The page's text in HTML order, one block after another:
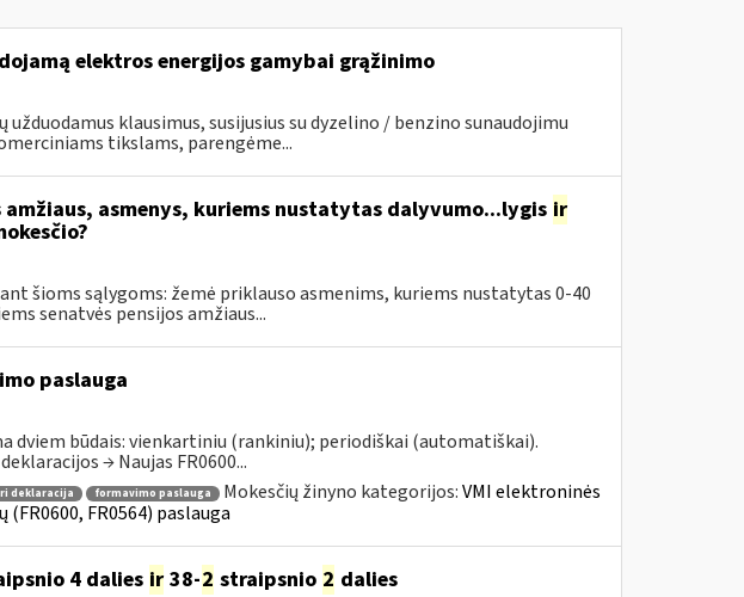
elektros energijos gamybai grąžinimo
klausimus, susijusius su dyzelino / benzino sunaudojimu
tikslams, parengėme...
asmenys, kuriems nustatytas dalyvumo...lygis ir
šioms sąlygoms: žemė priklauso asmenims, kuriems nustatytas 0-40
senatvės pensijos amžiaus...
paslauga
dviem būdais: vienkartiniu (rankiniu); periodiškai (automatiškai).
→ Naujas FR0600...
deklaracija formavimo paslauga Mokesčių žinyno kategorijos:VMI elektroninės
FR0564) paslauga
4 dalies ir38-2 straipsnio 2 dalies